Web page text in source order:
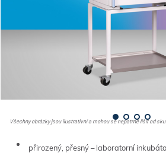
Všechny obrázky jsou ilustrativní a mohou se nepatrně lišit od
přirozený, přesný – laboratorní